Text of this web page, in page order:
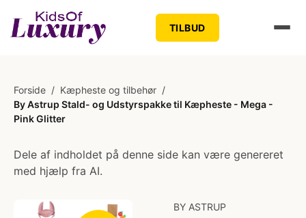
TILBUD
Forside / Kæpheste og tilbehør /
By Astrup Stald- og Udstyrspakke til Kæpheste - Mega -
Pink Glitter
Dele af indholdet på denne side kan være genereret
med hjælp fra AI.
BY ASTRUP